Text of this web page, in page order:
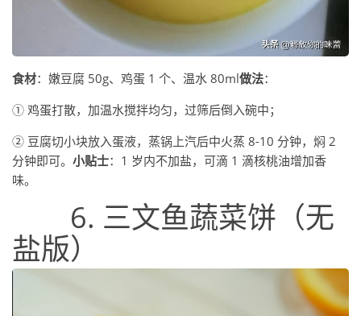
食材：嫩豆腐 50g、鸡蛋 1 个、温水 80ml做法：
① 鸡蛋打散，加温水搅拌均匀，过筛后倒入碗中；
② 豆腐切小块放入蛋液，蒸锅上汽后中火蒸 8-10 分钟，焖 2
分钟即可。 小贴士：1 岁内不加盐，可滴 1 滴核桃油增加香
味。
6. 三文鱼蔬菜饼（无
盐版）